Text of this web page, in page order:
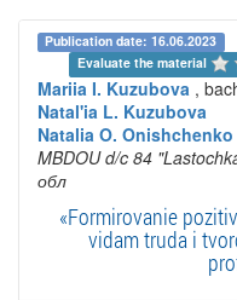
Publication date: 16.06.2023
Evaluate the material
Mariia I. Kuzubova ,
Natal'ia L. Kuzubova
Natalia O. Onishchenko
MBDOU d/c 84
обл
«Formirovanie
vidam truda i